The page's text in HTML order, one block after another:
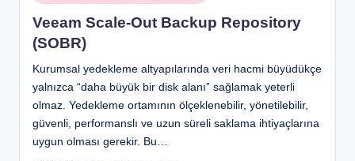
in
Veeam Scale-Out Backup Repository
(SOBR)
Kurumsal yedekleme altyapılarında veri hacmi büyüdükçe
yalnızca “daha büyük bir disk alanı” sağlamak yeterli
olmaz. Yedekleme ortamının ölçeklenebilir, yönetilebilir,
güvenli, performanslı ve uzun süreli saklama ihtiyaçlarına
uygun olması gerekir. Bu…